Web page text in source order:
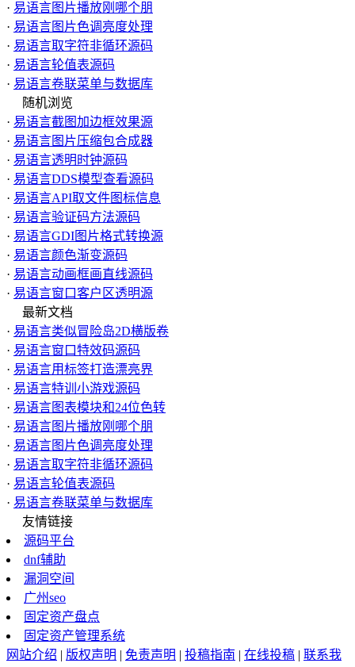
· 易语言图片播放刚哪个朋
· 易语言图片色调亮度处理
· 易语言取字符非循环源码
· 易语言轮值表源码
· 易语言卷联菜单与数据库
随机浏览
· 易语言截图加边框效果源
· 易语言图片压缩包合成器
· 易语言透明时钟源码
· 易语言DDS模型查看源码
· 易语言API取文件图标信息
· 易语言验证码方法源码
· 易语言GDI图片格式转换源
· 易语言颜色渐变源码
· 易语言动画框画直线源码
· 易语言窗口客户区透明源
最新文档
· 易语言类似冒险岛2D横版卷
· 易语言窗口特效码源码
· 易语言用标签打造漂亮界
· 易语言特训小游戏源码
· 易语言图表模块和24位色转
· 易语言图片播放刚哪个朋
· 易语言图片色调亮度处理
· 易语言取字符非循环源码
· 易语言轮值表源码
· 易语言卷联菜单与数据库
友情链接
源码平台
dnf辅助
漏洞空间
广州seo
固定资产盘点
固定资产管理系统
网站介绍 | 版权声明 | 免责声明 | 投稿指南 | 在线投稿 | 联系我